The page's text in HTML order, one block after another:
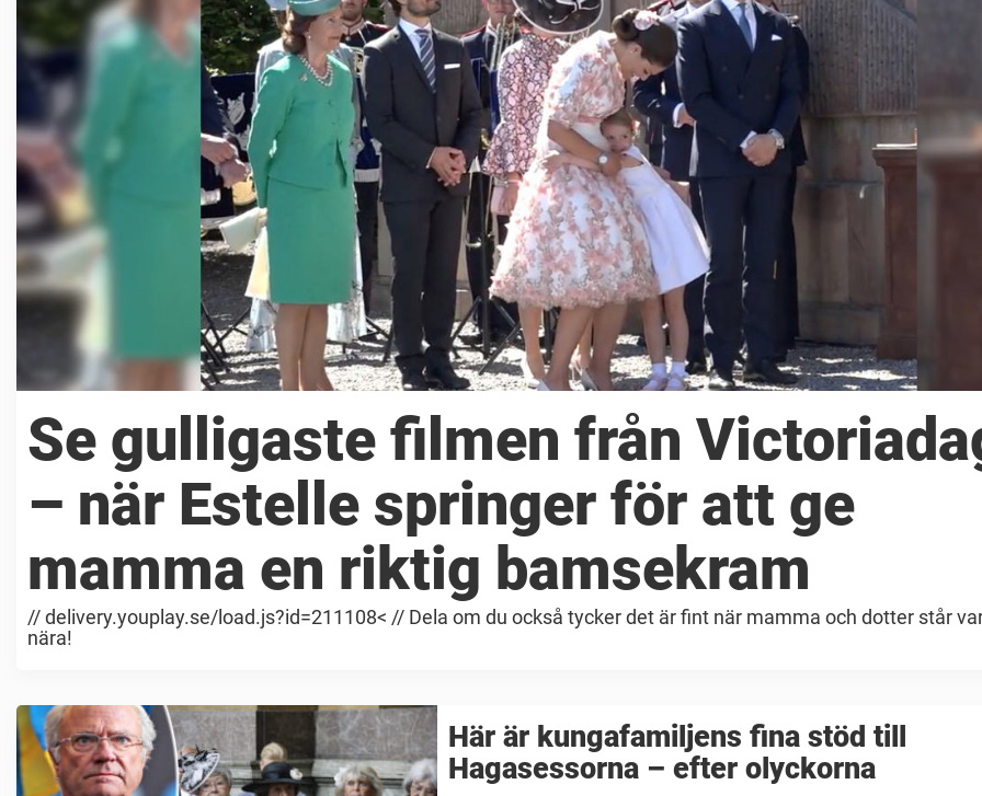
Se gulligaste filmen från
– när Estelle springer för att ge
mamma en riktig bamsekram
// delivery.youplay.se/load.js?id=211108< // Dela om du också tycker det är fint när mamma och dotter står
nära!
Här är kungafamiljens fina stöd till
Hagasessorna – efter olyckorna